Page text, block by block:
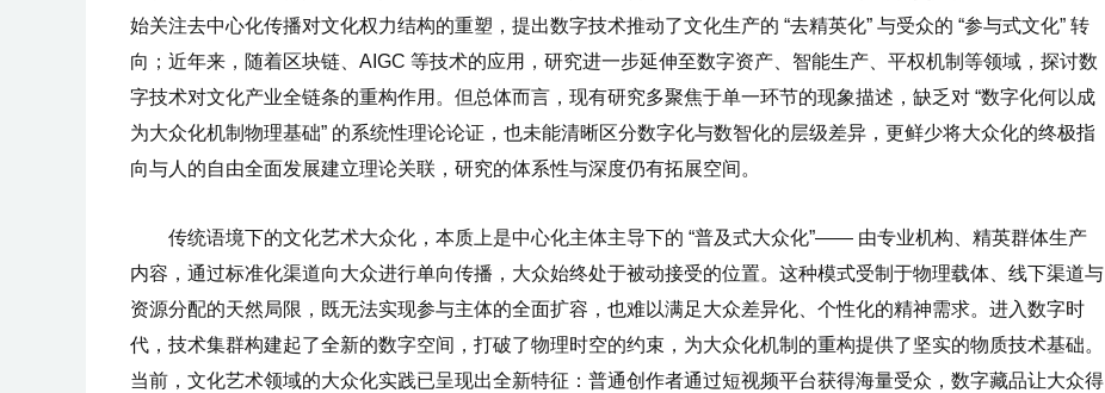
始关注去中心化传播对文化权力结构的重塑，提出数字技术推动了文化生产的 “去精英化” 与受众的 “参与式文化” 转
向；近年来，随着区块链、AIGC 等技术的应用，研究进一步延伸至数字资产、智能生产、平权机制等领域，探讨数
字技术对文化产业全链条的重构作用。但总体而言，现有研究多聚焦于单一环节的现象描述，缺乏对 “数字化何以成
为大众化机制物理基础” 的系统性理论论证，也未能清晰区分数字化与数智化的层级差异，更鲜少将大众化的终极指
向与人的自由全面发展建立理论关联，研究的体系性与深度仍有拓展空间。
传统语境下的文化艺术大众化，本质上是中心化主体主导下的 “普及式大众化”—— 由专业机构、精英群体生产
内容，通过标准化渠道向大众进行单向传播，大众始终处于被动接受的位置。这种模式受制于物理载体、线下渠道与
资源分配的天然局限，既无法实现参与主体的全面扩容，也难以满足大众差异化、个性化的精神需求。进入数字时
代，技术集群构建起了全新的数字空间，打破了物理时空的约束，为大众化机制的重构提供了坚实的物质技术基础。
当前，文化艺术领域的大众化实践已呈现出全新特征：普通创作者通过短视频平台获得海量受众，数字藏品让大众得